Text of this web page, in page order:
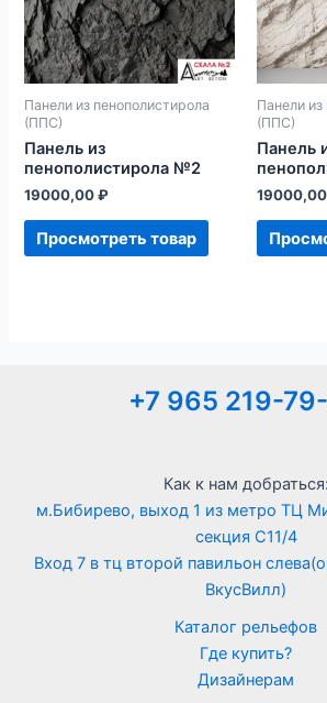
Панели из пенополистирола
(ППС)
Панель из
пенополистирола №2
19000,00₽
Просмотреть товар
Панели из
(ППС)
Панель
19000,00
+7 965 219-
Как к нам добраться:
м.Бибирево, выход 1 из метро ТЦ
секция С11/4
Вход 7 в тц второй павильон
ВкусВилл)
Каталог рельефов
Где купить?
Дизайнерам